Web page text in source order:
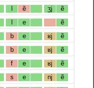
l ẽ ʒj ẽ
l e ẽ
b e ʁj ẽ
b e ʁj ẽ
f e ʁj ẽ
s e nj ẽ